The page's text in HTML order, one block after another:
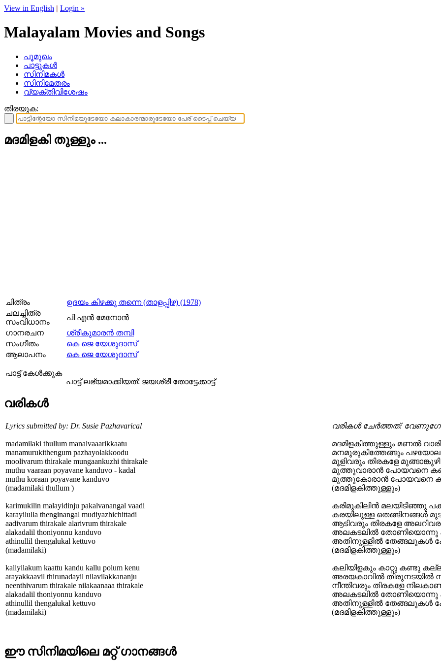
View in English | Login »
Malayalam Movies and Songs
പൂമുഖം
പാട്ടുകള്‍
സിനിമകള്‍
സിനിമേതരം
വ്യക്തിവിശേഷം
തിരയുക:
മദമിളകി തുള്ളും ...
ചിത്രം
ഉദയം കിഴക്കു തന്നെ (താളപ്പിഴ) (1978)
ചലച്ചിത്ര
സംവിധാനം
പി എന്‍ മേനോന്‍
ഗാനരചന
ശ്രീകുമാരന്‍ തമ്പി
സംഗീതം
കെ ജെ യേശുദാസ്
ആലാപനം
കെ ജെ യേശുദാസ്
പാട്ട് കേള്‍ക്കുക
പാട്ട് ലഭ്യമാക്കിയത്: ജയശ്രീ തോട്ടേക്കാട്ട്
വരികള്‍
Lyrics submitted by: Dr. Susie Pazhavarical
madamilaki thullum manalvaaarikkaatu
manamurukithengum pazhayolakkoodu
moolivarum thirakale mungaankuzhi thirakale
muthu vaaraan poyavane kanduvo - kadal
muthu koraan poyavane kanduvo
(madamilaki thullum )
karimukilin malayidinju pakalvanangal vaadi
karayilulla thenginangal mudiyazhichittadi
aadivarum thirakale alarivrum thirakale
alakadalil thoniyonnu kanduvo
athinullil thengalukal kettuvo
(madamilaki)
kaliyilakum kaattu kandu kallu polum kenu
arayakkaavil thirunadayil nilavilakkananju
neenthivarum thirakale nilakaanaaa thirakale
alakadalil thoniyonnu kanduvo
athinullil thengalukal kettuvo
(madamilaki)
വരികള്‍ ചേര്‍ത്തത്:
മദമിളകിത്തുള്ളും മണല്‍
മനമുരുകിത്തേങ്ങും
മൂളിവരും തിരകളേ
മുത്തുവാരാന്‍ പോയവനെ
മുത്തുകോരാന്‍ പോയവനെ
(മദമിളകിത്തുള്ളും)
കരിമുകിലിന്‍ മലയിടിഞ്ഞു
കരയിലുള്ള തെങ്ങിനങ്ങള്‍
ആടിവരും തിരകളേ
അലകടലില്‍ തോണിയൊന്നു
അതിനുള്ളില്‍ തേങ്ങലുകള്‍
(മദമിളകിത്തുള്ളും)
കലിയിളകും കാറ്റു കണ്ടു
അരയകാവില്‍ തിരുനടയില്‍
നീന്തിവരും തിരകളേ
അലകടലില്‍ തോണിയൊന്നു
അതിനുള്ളില്‍ തേങ്ങലുകള്‍
(മദമിളകിത്തുള്ളും)
ഈ സിനിമയിലെ മറ്റ് ഗാനങ്ങള്‍